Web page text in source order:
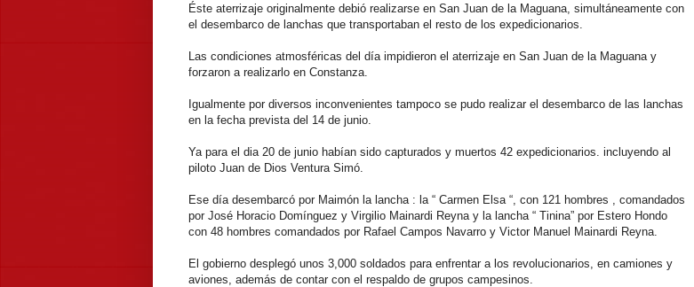
Éste aterrizaje originalmente debió realizarse en San Juan de la Maguana, simultáneamente con
el desembarco de lanchas que transportaban el resto de los expedicionarios.
Las condiciones atmosféricas del día impidieron el aterrizaje en San Juan de la Maguana y
forzaron a realizarlo en Constanza.
Igualmente por diversos inconvenientes tampoco se pudo realizar el desembarco de las lanchas
en la fecha prevista del 14 de junio.
Ya para el dia 20 de junio habían sido capturados y muertos 42 expedicionarios. incluyendo al
piloto Juan de Dios Ventura Simó.
Ese día desembarcó por Maimón la lancha : la “ Carmen Elsa “, con 121 hombres , comandados
por José Horacio Domínguez y Virgilio Mainardi Reyna y la lancha “ Tinina” por Estero Hondo
con 48 hombres comandados por Rafael Campos Navarro y Victor Manuel Mainardi Reyna.
El gobierno desplegó unos 3,000 soldados para enfrentar a los revolucionarios, en camiones y
aviones, además de contar con el respaldo de grupos campesinos.